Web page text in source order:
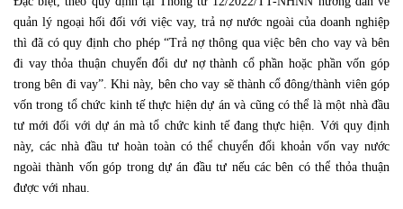
quản lý ngoại hối đối với việc vay, trả nợ nước ngoài của doanh nghiệp
thì đã có quy định cho phép “Trả nợ thông qua việc bên cho vay và bên
đi vay thỏa thuận chuyển đổi dư nợ thành cổ phần hoặc phần vốn góp
trong bên đi vay”. Khi này, bên cho vay sẽ thành cổ đông/thành viên góp
vốn trong tổ chức kinh tế thực hiện dự án và cũng có thể là một nhà đầu
tư mới đối với dự án mà tổ chức kinh tế đang thực hiện. Với quy định
này, các nhà đầu tư hoàn toàn có thể chuyển đổi khoản vốn vay nước
ngoài thành vốn góp trong dự án đầu tư nếu các bên có thể thỏa thuận
được với nhau.